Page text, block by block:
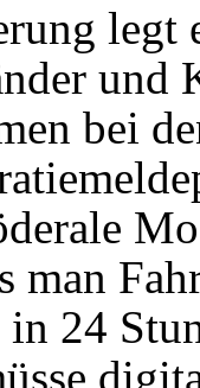
legt
und
bei
man
24